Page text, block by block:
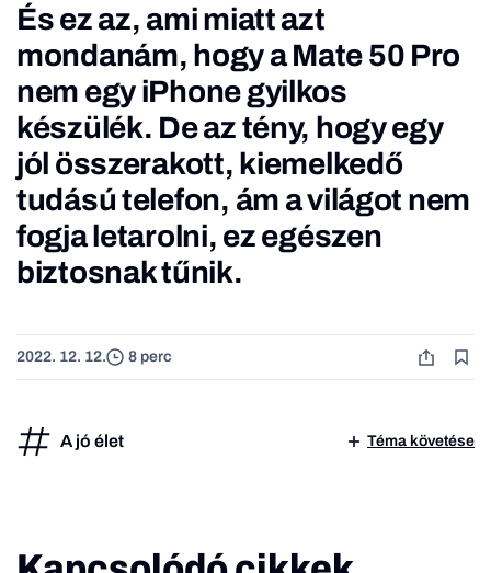
És ez az, ami miatt azt
mondanám, hogy a Mate 50 Pro
nem egy iPhone gyilkos
készülék. De az tény, hogy egy
jól összerakott, kiemelkedő
tudású telefon, ám a világot nem
fogja letarolni, ez egészen
biztosnak tűnik.
2022. 12. 12. 8 perc
A jó élet Téma követése